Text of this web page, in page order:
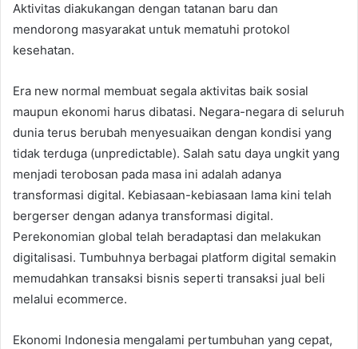
Aktivitas diakukangan dengan tatanan baru dan
mendorong masyarakat untuk mematuhi protokol
kesehatan.
Era new normal membuat segala aktivitas baik sosial
maupun ekonomi harus dibatasi. Negara-negara di seluruh
dunia terus berubah menyesuaikan dengan kondisi yang
tidak terduga (unpredictable). Salah satu daya ungkit yang
menjadi terobosan pada masa ini adalah adanya
transformasi digital. Kebiasaan-kebiasaan lama kini telah
bergerser dengan adanya transformasi digital.
Perekonomian global telah beradaptasi dan melakukan
digitalisasi. Tumbuhnya berbagai platform digital semakin
memudahkan transaksi bisnis seperti transaksi jual beli
melalui ecommerce.
Ekonomi Indonesia mengalami pertumbuhan yang cepat,